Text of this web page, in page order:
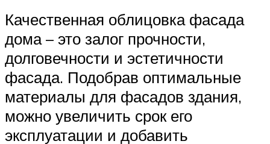
Качественная облицовка фасада
дома – это залог прочности,
долговечности и эстетичности
фасада. Подобрав оптимальные
материалы для фасадов здания,
можно увеличить срок его
эксплуатации и добавить